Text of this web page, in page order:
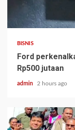
BISNIS
Ford
Rp500 jutaan
admin 2 hours ago